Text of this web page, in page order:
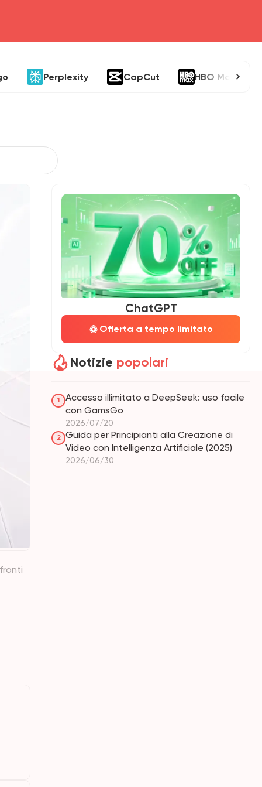
Perplexity CapCut HBO Max
ChatGPT
Offerta a tempo limitato
Notizie popolari
1
Accesso illimitato a DeepSeek: uso facile
con GamsGo
2026/07/20
2
Guida per Principianti alla Creazione di
Video con Intelligenza Artificiale (2025)
2026/06/30